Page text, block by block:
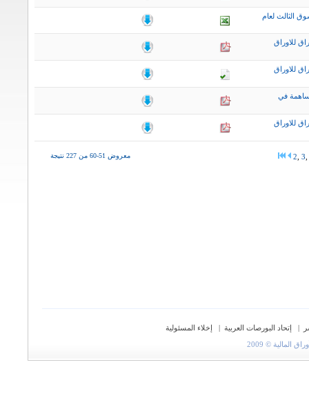
الثالث لعام
للاوراق
للاوراق
في
للاوراق
معروض 51-60 من 227 نتيجة 2 3
| إتحاد البورصات العربية |
إخلاء المسئولية
© 2009